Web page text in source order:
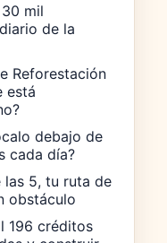
mil
de la
Reforestación
está
debajo de
cada día?
las 5, tu ruta de
obstáculo
196 créditos